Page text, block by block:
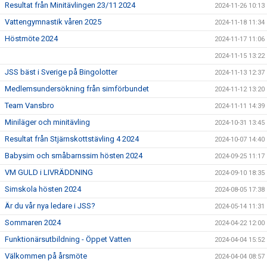
Resultat från Minitävlingen 23/11 2024 2024-11-26 10:13
Vattengymnastik våren 2025 2024-11-18 11:34
Höstmöte 2024 2024-11-17 11:06
2024-11-15 13:22
JSS bäst i Sverige på Bingolotter 2024-11-13 12:37
Medlemsundersökning från simförbundet 2024-11-12 13:20
Team Vansbro 2024-11-11 14:39
Miniläger och minitävling 2024-10-31 13:45
Resultat från Stjärnskottstävling 4 2024 2024-10-07 14:40
Babysim och småbarnssim hösten 2024 2024-09-25 11:17
VM GULD i LIVRÄDDNING 2024-09-10 18:35
Simskola hösten 2024 2024-08-05 17:38
Är du vår nya ledare i JSS? 2024-05-14 11:31
Sommaren 2024 2024-04-22 12:00
Funktionärsutbildning - Öppet Vatten 2024-04-04 15:52
Välkommen på årsmöte 2024-04-04 08:57